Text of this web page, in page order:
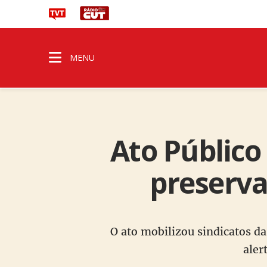
MENU
Ato Público
O ato mobilizou sindicatos